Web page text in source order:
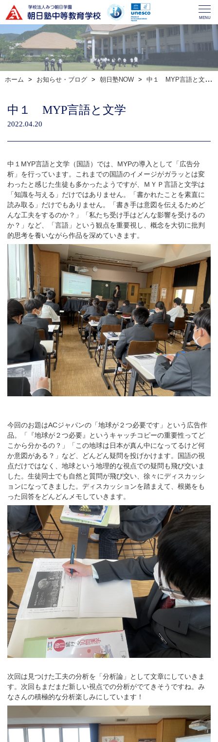
MENU
ホーム お知らせ・ブログ 朝日塾NOW 中１ MYP言語と文学
中１ MYP言語と文学
2022.04.20
中１MYP言語と文学（国語）では、MYPの導入として「広告分
析」を行っています。これまでの国語のイメージがガラッとは変
わったと感じた生徒も多かったようですが、ＭＹＰ言語と文学は
「知識を与える」だけではありません。「書かれたことを素直に
読み取る」だけでもありません。「書き手は意図を伝えるためど
んな工夫をするのか？」「私たち受け手はどんな影響を受けるの
か？」など、「言語」という観点を重要視し、概念を大切に批判
的思考を養いながら作品を深めていきます。
今回のお題はACジャパンの「地球が２つ必要です」という広告作
品。「『地球が２つ必要』というキャッチコピーの重要性ってど
こから分かるの？」「この地球は日本が真ん中になってるけど何
か意図がある？」など、どんどん疑問を投げかけます。国語の視
点だけではなく、地球という地理的な視点での疑問も飛び交いま
した。生徒同士でも自然と質問が飛び交い、徐々にディスカッシ
ョンになってきました。ディスカッションを踏まえて、根拠をも
った回答をどんどんメモしていきます。
次回は見つけた工夫の分析を「分析論」として文章にしていきま
す。次回もまだまだ新しい視点での分析がでてきそうですね。み
なさんの積極的な分析楽しみにしています！